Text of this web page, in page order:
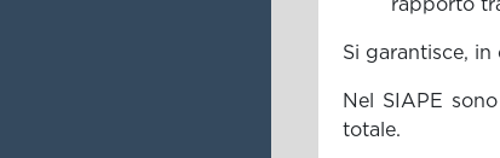
Si garantisce,
Nel SIAPE
totale.